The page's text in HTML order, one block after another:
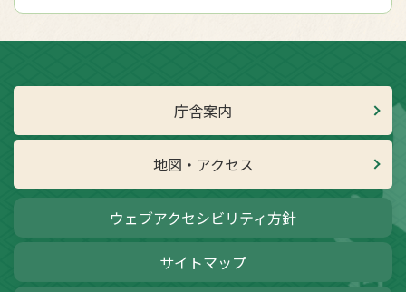
庁舎案内
地図・アクセス
ウェブアクセシビリティ方針
サイトマップ